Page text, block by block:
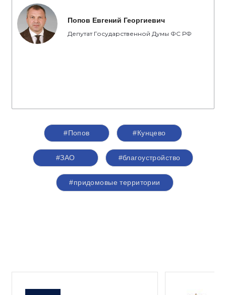
Попов Евгений Георгиевич
Депутат Государственной Думы ФС РФ
#Попов #Кунцево
#ЗАО #благоустройство
#придомовые территории